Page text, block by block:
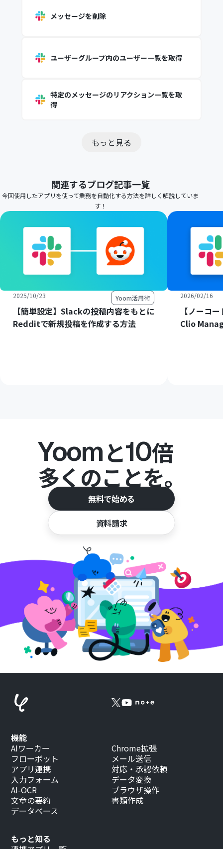
メッセージを削除
ユーザーグループ内のユーザー一覧を取得
特定のメッセージのリアクション一覧を取
得
もっと見る
関連するブログ記事一覧
今回使用したアプリを使って業務を自動化する方法を詳しく解説していま
す！
2025/10/23 Yoom活用術
【簡単設定】Slackの投稿内容をもとに
Redditで新規投稿を作成する方法
2026/02/16
【ノーコ
Clio
Yoomと10倍
多くのことを。
無料で始める
資料請求
もっと知る
機能
AIワーカー
フローボット
アプリ連携
入力フォーム
AI-OCR
文章の要約
データベース
Chrome拡張
メール送信
対応・承認依頼
データ変換
ブラウザ操作
書類作成